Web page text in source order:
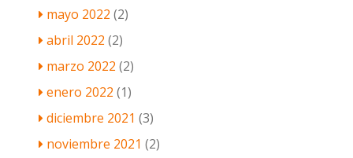
mayo 2022 (2)
abril 2022 (2)
marzo 2022 (2)
enero 2022 (1)
diciembre 2021 (3)
noviembre 2021 (2)